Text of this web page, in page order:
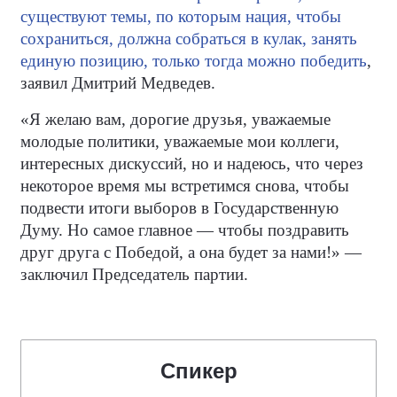
существуют темы, по которым нация, чтобы
сохраниться, должна собраться в кулак, занять
единую позицию, только тогда можно победить,
заявил Дмитрий Медведев.
«Я желаю вам, дорогие друзья, уважаемые
молодые политики, уважаемые мои коллеги,
интересных дискуссий, но и надеюсь, что через
некоторое время мы встретимся снова, чтобы
подвести итоги выборов в Государственную
Думу. Но самое главное — чтобы поздравить
друг друга с Победой, а она будет за нами!» —
заключил Председатель партии.
Спикер